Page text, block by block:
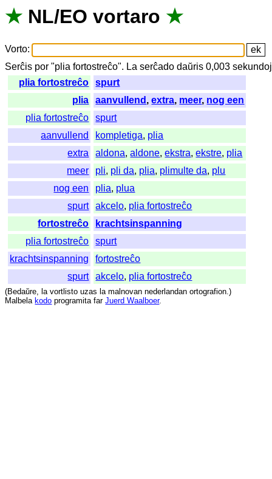
★ NL/EO vortaro ★
Vorto:
Serĉis por "plia fortostreĉo". La serĉado daŭris 0,003
plia fortostreĉo
spurt
plia
aanvullend ,extra, meer, nog een
plia fortostreĉo
spurt
aanvullend
kompletiga, plia
extra
aldona,aldone,ekstra,ekstre, plia
meer
pli, pli da, plia, plimulte da, plu
nog een
plia, plua
spurt
akcelo, plia fortostreĉo
fortostreĉo
krachtsinspanning
plia fortostreĉo
spurt
krachtsinspanning
fortostreĉo
spurt
akcelo, plia fortostreĉo
(Bedaŭre, la vortlisto uzas la malnovan nederlandan ortografion.)
Malbela kodo programita far Juerd Waalboer.